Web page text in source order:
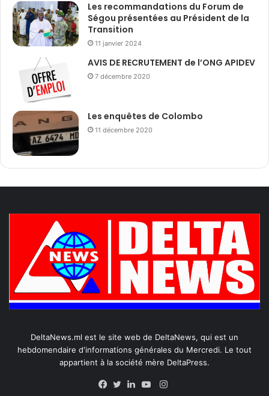
Les recommandations du Forum de
Ségou présentées au Président de la
Transition
11 janvier 2024
AVIS DE RECRUTEMENT de l’ONG APIDEV
7 décembre 2020
Les enquêtes de Colombo
11 décembre 2020
DeltaNews.ml est le site web de DeltaNews, qui est un
hebdomendaire d'informations générales du Mercredi. Le tout
appartient à la société mère DeltaPress.
Instagram